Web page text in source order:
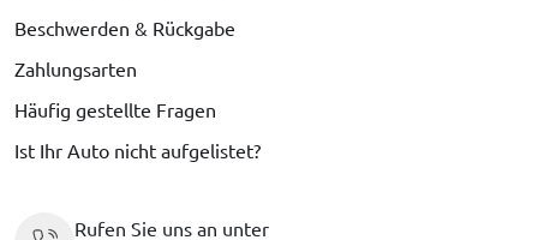
Beschwerden & Rückgabe
Zahlungsarten
Häufig gestellte Fragen
Ist Ihr Auto nicht aufgelistet?
Rufen Sie uns an unter